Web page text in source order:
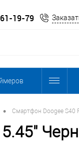
19-79
• Смартфон Doogee S40